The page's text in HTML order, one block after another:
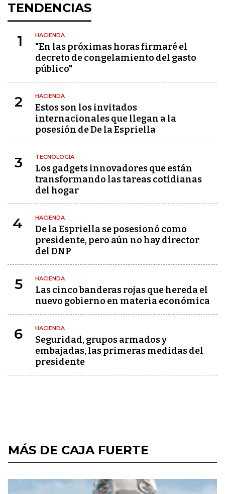
TENDENCIAS
1 HACIENDA
"En las próximas horas firmaré el
decreto de congelamiento del gasto
público"
2 HACIENDA
Estos son los invitados
internacionales que llegan a la
posesión de De la Espriella
3 TECNOLOGÍA
Los gadgets innovadores que están
transformando las tareas cotidianas
del hogar
4 HACIENDA
De la Espriella se posesionó como
presidente, pero aún no hay director
del DNP
5 HACIENDA
Las cinco banderas rojas que hereda el
nuevo gobierno en materia económica
6 HACIENDA
Seguridad, grupos armados y
embajadas, las primeras medidas del
presidente
MÁS DE CAJA FUERTE